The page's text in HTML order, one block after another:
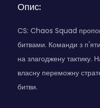
Опис:
CS: Chaos Squad
битвами. Команди з п'яти
на злагоджену тактику.
власну переможну
битви.